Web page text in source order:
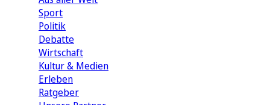
Sport
Politik
Debatte
Wirtschaft
Kultur & Medien
Erleben
Ratgeber